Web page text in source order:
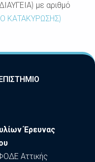
με αριθμό
ΚΑΤΑΚΥΡΩΣΗΣ)
Έρευνας
Αττικής